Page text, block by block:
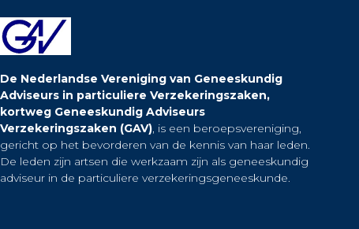
De Nederlandse Vereniging van Geneeskundig
Adviseurs in particuliere Verzekeringszaken,
kortweg Geneeskundig Adviseurs
Verzekeringszaken (GAV), is een beroepsvereniging,
gericht op het bevorderen van de kennis van haar leden.
De leden zijn artsen die werkzaam zijn als geneeskundig
adviseur in de particuliere verzekeringsgeneeskunde.